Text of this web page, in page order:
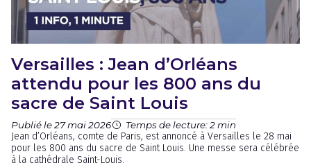
Versailles : Jean d’Orléans
attendu pour les 800 ans du
sacre de Saint Louis
Publié le 27 mai 2026 Temps de lecture: 2 min
Jean d’Orléans, comte de Paris, est annoncé à Versailles le 28 mai
pour les 800 ans du sacre de Saint Louis. Une messe sera célébrée
à la cathédrale Saint-Louis.